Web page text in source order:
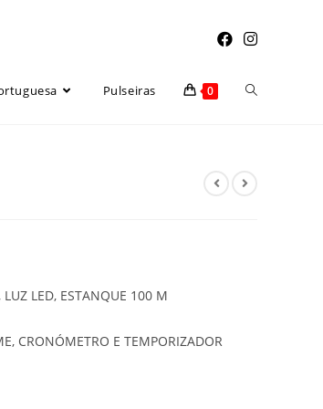
Pulseiras 0 Toggle
LED, ESTANQUE 100 M
CRONÓMETRO E TEMPORIZADOR